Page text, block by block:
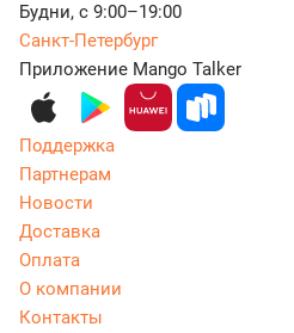
Будни, с 9:00–19:00
Санкт-Петербург
Приложение Mango Talker
Поддержка
Партнерам
Новости
Доставка
Оплата
О компании
Контакты